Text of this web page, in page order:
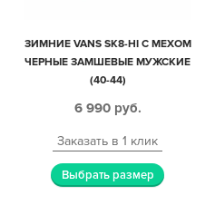
ЗИМНИЕ VANS SK8-HI С МЕХОМ
ЧЕРНЫЕ ЗАМШЕВЫЕ МУЖСКИЕ
(40-44)
6 990 руб.
Заказать в 1 клик
Выбрать размер